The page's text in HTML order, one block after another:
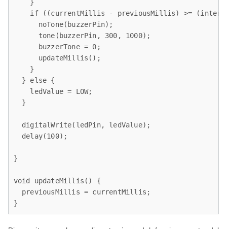
    }
if ((currentMillis - previousMillis) >=
      noTone(buzzerPin);
      tone(buzzerPin, 300, 1000);
      buzzerTone = 0;
      updateMillis();
    }
  } else {
    ledValue = LOW;
  }
  digitalWrite(ledPin, ledValue);
  delay(100);
}
void updateMillis() {
  previousMillis = currentMillis;
}